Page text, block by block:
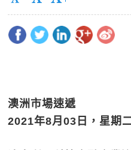
澳洲市場速遞
2021年8月03 日，星期